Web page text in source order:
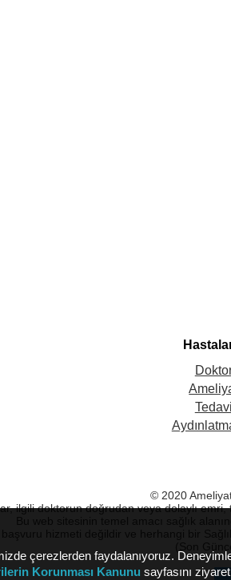
çerezlerden faydalanıyoruz.
Korunması Kanunu sayfasını
© 2020
ilgili doktorun doğrudan veya dolaylı emri,